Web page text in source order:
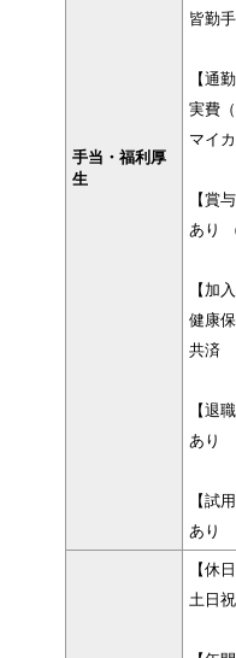
手当・福利厚
生
皆勤
【通
実費
マイ
【賞与
あり
【加
健康
共済
【退
あり
【試
あり
【休日
土日祝